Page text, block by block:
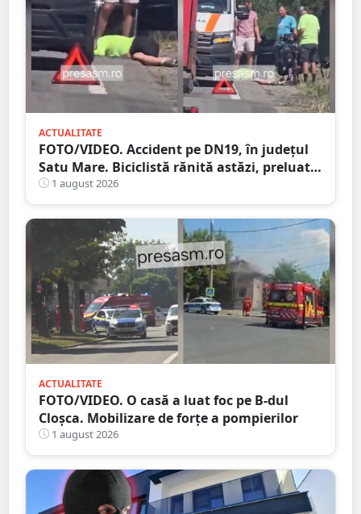
ACTUALITATE
FOTO/VIDEO. Accident pe DN19, în județul
Satu Mare. Biciclistă rănită astăzi, preluată
de Ambulanță
1 august 2026
ACTUALITATE
FOTO/VIDEO. O casă a luat foc pe B-dul
Cloșca. Mobilizare de forțe a pompierilor
1 august 2026